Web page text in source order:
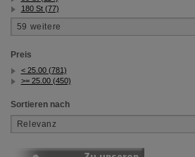
180 St (77)
Preis
< 25.00 (781)
>= 25.00 (450)
Sortieren nach